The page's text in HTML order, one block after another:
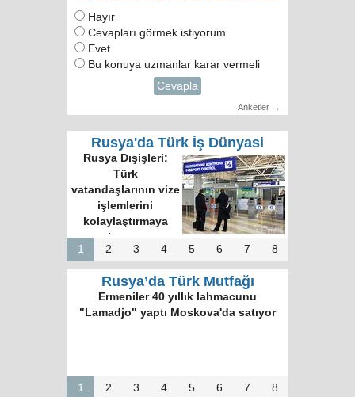
Hayır
Cevapları görmek istiyorum
Evet
Bu konuya uzmanlar karar vermeli
Cevapla
Anketler →
Rusya'da Türk İş Dünyasi
Rusya Dışişleri:
Türk
vatandaşlarının vize
işlemlerini
kolaylaştırmaya
hazırız
1
2 3 4 5 6 7 8
Rusya’da Türk Mutfağı
Ermeniler 40 yıllık lahmacunu
"Lamadjo" yaptı Moskova'da satıyor
1 2 3 4 5 6 7 8